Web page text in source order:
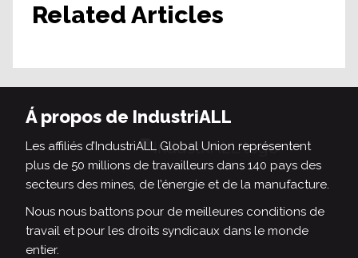
Related Articles
Á propos de IndustriALL
Les affiliés d’IndustriALL Global Union représentent
plus de 50 millions de travailleurs dans 140 pays des
secteurs des mines, de l’énergie et de la manufacture.
Nous nous battons pour de meilleures conditions de
travail et pour les droits syndicaux dans le monde
entier.